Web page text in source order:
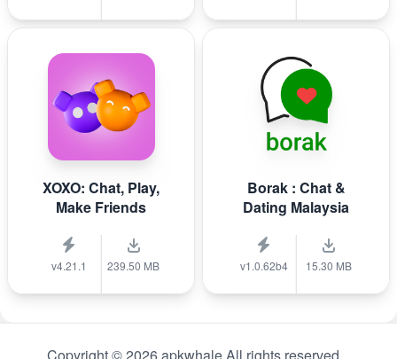
XOXO: Chat, Play,
Make Friends
v4.21.1 239.50 MB
Borak : Chat &
Dating Malaysia
v1.0.62b4 15.30 MB